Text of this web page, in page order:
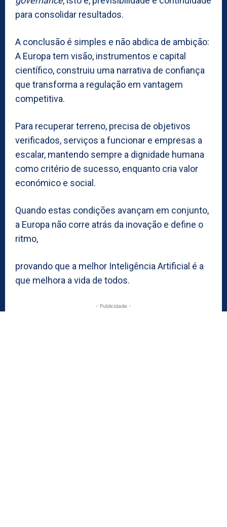
para consolidar resultados.
A conclusão é simples e não abdica de ambição:
A Europa tem visão, instrumentos e capital
científico, construiu uma narrativa de confiança
que transforma a regulação em vantagem
competitiva.
Para recuperar terreno, precisa de objetivos
verificados, serviços a funcionar e empresas a
escalar, mantendo sempre a dignidade humana
como critério de sucesso, enquanto cria valor
económico e social.
Quando estas condições avançam em conjunto,
a Europa não corre atrás da inovação e define o
ritmo,
provando que a melhor Inteligência Artificial é a
que melhora a vida de todos.
- Publicidade -